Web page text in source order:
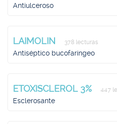
Antiulceroso
LAIMOLIN 378 lecturas
Antiséptico bucofaríngeo
ETOXISCLEROL 3% 447
Esclerosante